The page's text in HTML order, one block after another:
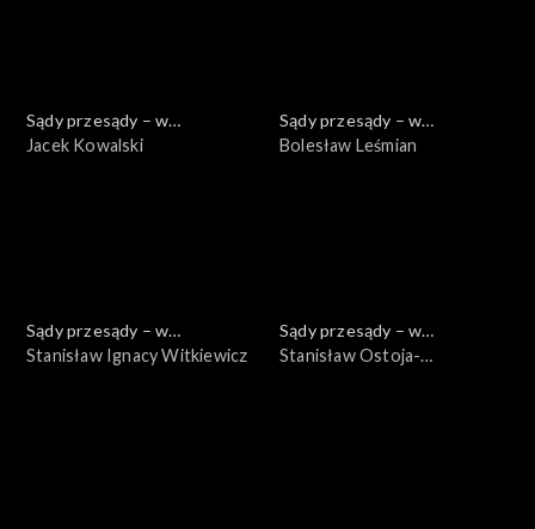
Sądy przesądy – w
powiększeniu
Jacek Kowalski
Sądy przesądy – w
powiększeniu
Bolesław Leśmian
Sądy przesądy – w
powiększeniu
Stanisław Ignacy Witkiewicz
Sądy przesądy – w
powiększeniu
Stanisław Ostoja-